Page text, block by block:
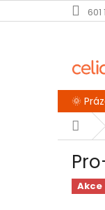
na
601
🌞
Akce